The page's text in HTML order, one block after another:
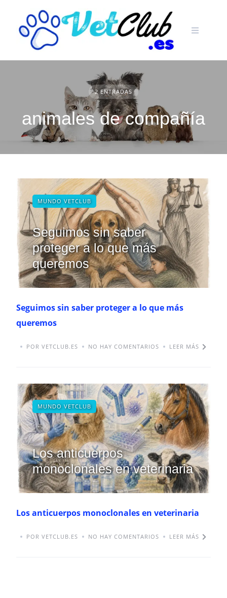
content
2 ENTRADAS
animales de compañía
MUNDO VETCLUB
Seguimos sin saber
proteger a lo que más
queremos
Seguimos sin saber proteger a lo que más
queremos
POR VETCLUB.ES NO HAY COMENTARIOS LEER MÁS
MUNDO VETCLUB
Los anticuerpos
monoclonales en veterinaria
Los anticuerpos monoclonales en veterinaria
POR VETCLUB.ES NO HAY COMENTARIOS LEER MÁS